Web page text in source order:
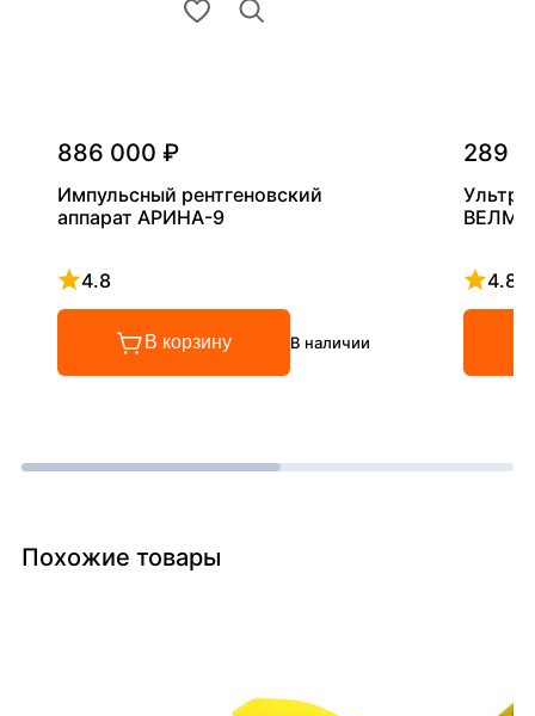
886 000 ₽
Импульсный рентгеновский
аппарат АРИНА-9
4.8
Рейтинг 4.8 из 5
В корзину В наличии
289
4.8
Похожие товары